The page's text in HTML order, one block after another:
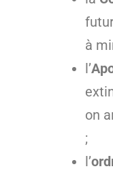
à
l’
on
;
l’